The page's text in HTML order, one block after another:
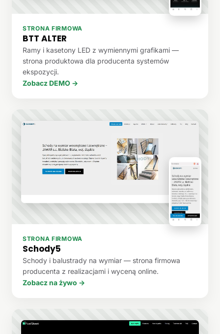
STRONA FIRMOWA
BTT ALTER
Ramy i kasetony LED z wymiennymi grafikami —
strona produktowa dla producenta systemów
ekspozycji.
Zobacz DEMO →
STRONA FIRMOWA
Schody5
Schody i balustrady na wymiar — strona firmowa
producenta z realizacjami i wyceną online.
Zobacz na żywo →